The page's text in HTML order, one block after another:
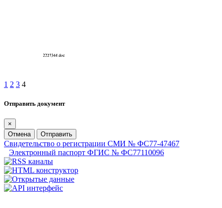
1 2 3 4
Отправить документ
×
Отмена
Отправить
Свидетельство о регистрации СМИ № ФС77-47467
Электронный паспорт ФГИС № ФС77110096